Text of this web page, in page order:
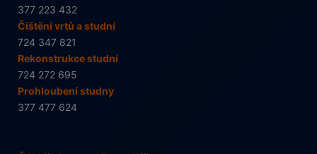
377 223 432
Čištění vrtů a studní
724 347 821
Rekonstrukce studní
724 272 695
Prohloubení studny
377 477 624